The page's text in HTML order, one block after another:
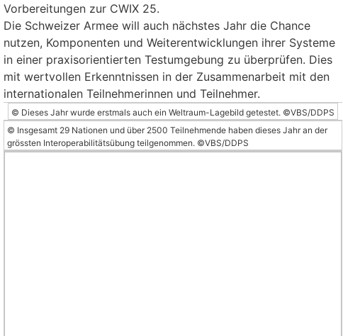
Vorbereitungen zur CWIX 25.
Die Schweizer Armee will auch nächstes Jahr die Chance
nutzen, Komponenten und Weiterentwicklungen ihrer Systeme
in einer praxisorientierten Testumgebung zu überprüfen. Dies
mit wertvollen Erkenntnissen in der Zusammenarbeit mit den
internationalen Teilnehmerinnen und Teilnehmer.
© Dieses Jahr wurde erstmals auch ein Weltraum-Lagebild getestet. ©VBS/DDPS
© Insgesamt 29 Nationen und über 2500 Teilnehmende haben dieses Jahr an der
grössten Interoperabilitätsübung teilgenommen. ©VBS/DDPS